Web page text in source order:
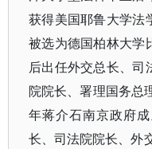
获得美国耶鲁大学法
被选为德国柏林大学
后出任外交总长、司
院院长、署理国务总
年蒋介石南京政府
长、司法院院长、外